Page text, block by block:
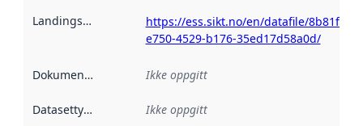
Landingsside
https://ess.sikt.no/en/datafile/8b81f40b-
e750-4529-b176-35ed17d58a0d/
Dokumentasjon Ikke oppgitt
Datasettype Ikke oppgitt